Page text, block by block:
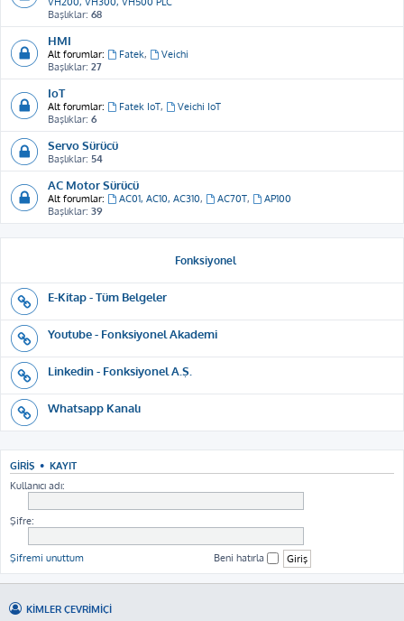
Başlıklar: 68
HMI
Alt forumlar: Fatek,
Veichi
Başlıklar: 27
IoT
Alt forumlar: Fatek IoT,
Veichi IoT
Başlıklar: 6
Servo Sürücü
Başlıklar: 54
AC Motor Sürücü
Alt forumlar: AC01, AC10, AC310, AC70T,
AP100
Başlıklar: 39
Fonksiyonel
E-Kitap - Tüm Belgeler
Youtube - Fonksiyonel Akademi
Linkedin - Fonksiyonel A.Ş.
Whatsapp Kanalı
GIRIŞ • KAYIT
Kullanıcı adı:
Şifre:
Şifremi unuttum Beni hatırla
KIMLER ÇEVRIMIÇI